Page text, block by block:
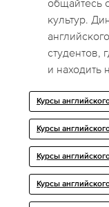
общайтесь
культур.
студентов,
и находить
Курсы
Курсы
Курсы
Курсы